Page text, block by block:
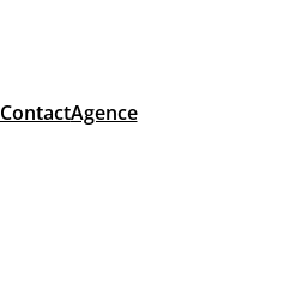
ContactAgence